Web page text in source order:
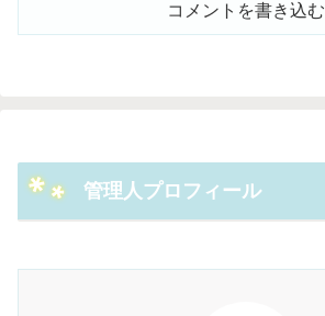
コメントを書き込む
管理人プロフィール